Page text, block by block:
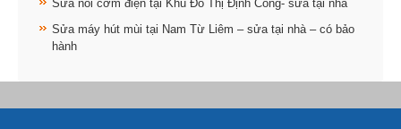
Sửa nồi cơm điện tại Khu Đô Thị Định Công- sửa tại nhà
Sửa máy hút mùi tại Nam Từ Liêm – sửa tại nhà – có bảo
hành